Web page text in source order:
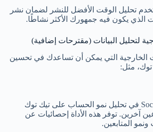
تحليل الوقت الأفضل للنشر لضمان نشر
الذي يكون فيه جمهورك الأكثر نشاطًا.
الخارجية التي يمكن أن تساعدك في تحسين
توك، مثل:
تساعدك أداة Social Blade في تحليل نمو الحساب على تيك توك
آخرين. توفر هذه الأداة إحصائيات عن
المتابعين.